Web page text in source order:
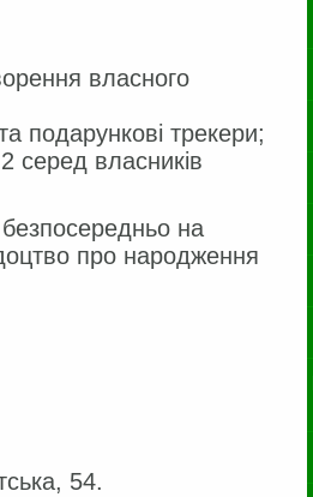
власного
подарункові трекери;
серед власників
на
про народження
54.